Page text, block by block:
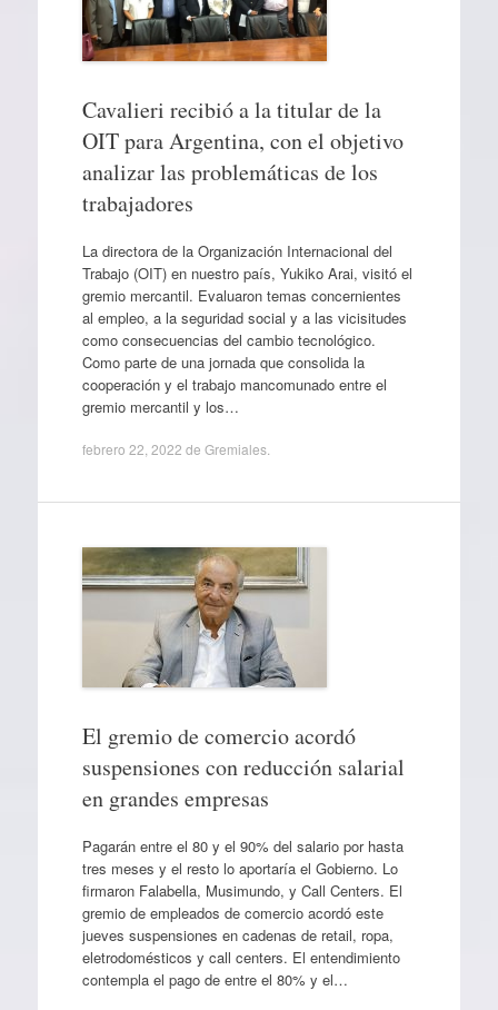
Cavalieri recibió a la titular de la
OIT para Argentina, con el objetivo
analizar las problemáticas de los
trabajadores
La directora de la Organización Internacional del
Trabajo (OIT) en nuestro país, Yukiko Arai, visitó el
gremio mercantil. Evaluaron temas concernientes
al empleo, a la seguridad social y a las vicisitudes
como consecuencias del cambio tecnológico.
Como parte de una jornada que consolida la
cooperación y el trabajo mancomunado entre el
gremio mercantil y los…
febrero 22, 2022 de Gremiales.
El gremio de comercio acordó
suspensiones con reducción salarial
en grandes empresas
Pagarán entre el 80 y el 90% del salario por hasta
tres meses y el resto lo aportaría el Gobierno. Lo
firmaron Falabella, Musimundo, y Call Centers. El
gremio de empleados de comercio acordó este
jueves suspensiones en cadenas de retail, ropa,
eletrodomésticos y call centers. El entendimiento
contempla el pago de entre el 80% y el…